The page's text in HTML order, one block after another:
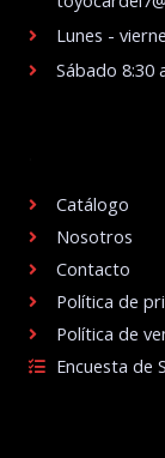
Lunes -
Sábado 8:30
Catálogo
Nosotros
Contacto
Política de
Política de
Encuesta de